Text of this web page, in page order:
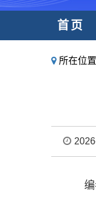
首页
所在位